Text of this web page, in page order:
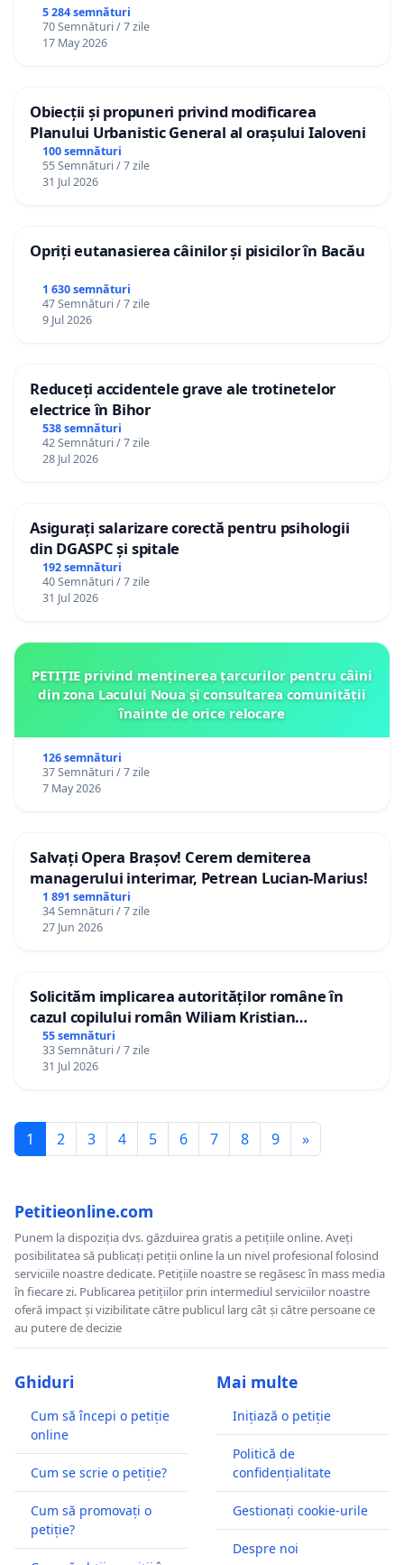
5 284 semnături
70 Semnături / 7 zile
17 May 2026
Obiecții și propuneri privind modificarea
Planului Urbanistic General al orașului Ialoveni
100 semnături
55 Semnături / 7 zile
31 Jul 2026
Opriți eutanasierea câinilor și pisicilor în Bacău
1 630 semnături
47 Semnături / 7 zile
9 Jul 2026
Reduceți accidentele grave ale trotinetelor
electrice în Bihor
538 semnături
42 Semnături / 7 zile
28 Jul 2026
Asigurați salarizare corectă pentru psihologii
din DGASPC și spitale
192 semnături
40 Semnături / 7 zile
31 Jul 2026
PETIȚIE privind menținerea țarcurilor pentru câini
din zona Lacului Noua și consultarea comunității
înainte de orice relocare
126 semnături
37 Semnături / 7 zile
7 May 2026
Salvați Opera Brașov! Cerem demiterea
managerului interimar, Petrean Lucian-Marius!
1 891 semnături
34 Semnături / 7 zile
27 Jun 2026
Solicităm implicarea autorităților române în
cazul copilului român Wiliam Kristian
Gheorghe, aflat în plasament în Danemarca de
12 ani
55 semnături
33 Semnături / 7 zile
31 Jul 2026
1 2 3 4 5 6 7 8 9 »
Petitieonline.com
Punem la dispoziția dvs. găzduirea gratis a petițiile online. Aveți
posibilitatea să publicați petiții online la un nivel profesional folosind
serviciile noastre dedicate. Petițiile noastre se regăsesc în mass media
în fiecare zi. Publicarea petițiilor prin intermediul serviciilor noastre
oferă impact și vizibilitate către publicul larg cât și către persoane ce
au putere de decizie
Ghiduri
Cum să începi o petiție
online
Cum se scrie o petiție?
Cum să promovați o
petiție?
Mai multe
Inițiază o petiție
Politică de
confidențialitate
Gestionați cookie-urile
Despre noi